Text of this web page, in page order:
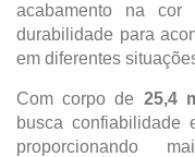
acabamento na cor
durabilidade para
em diferentes
Com corpo de 25,4
busca confiabilidade
proporcionando